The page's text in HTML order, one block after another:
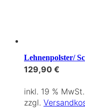
Lehnenpolster/
129,90 €
inkl. 19 % MwSt.
zzgl.